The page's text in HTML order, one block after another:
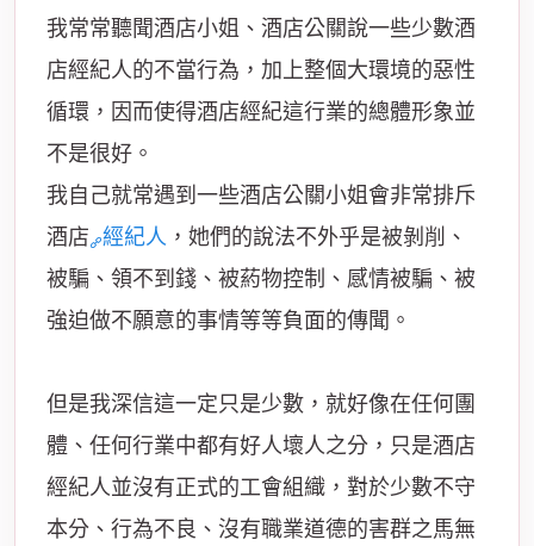
我常常聽聞酒店小姐、酒店公關說一些少數酒
店經紀人的不當行為，加上整個大環境的惡性
循環，因而使得酒店經紀這行業的總體形象並
不是很好。
我自己就常遇到一些酒店公關小姐會非常排斥
酒店 經紀人 ，她們的說法不外乎是被剝削、
被騙、領不到錢、被葯物控制、感情被騙、被
強迫做不願意的事情等等負面的傳聞。
但是我深信這一定只是少數，就好像在任何團
體、任何行業中都有好人壞人之分，只是酒店
經紀人並沒有正式的工會組織，對於少數不守
本分、行為不良、沒有職業道德的害群之馬無